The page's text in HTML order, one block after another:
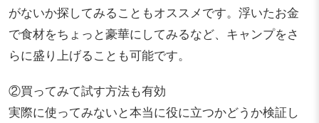
がないか探してみることもオススメです。浮いたお金
で食材をちょっと豪華にしてみるなど、キャンプをさ
らに盛り上げることも可能です。
②買ってみて試す方法も有効
実際に使ってみないと本当に役に立つかどうか検証し